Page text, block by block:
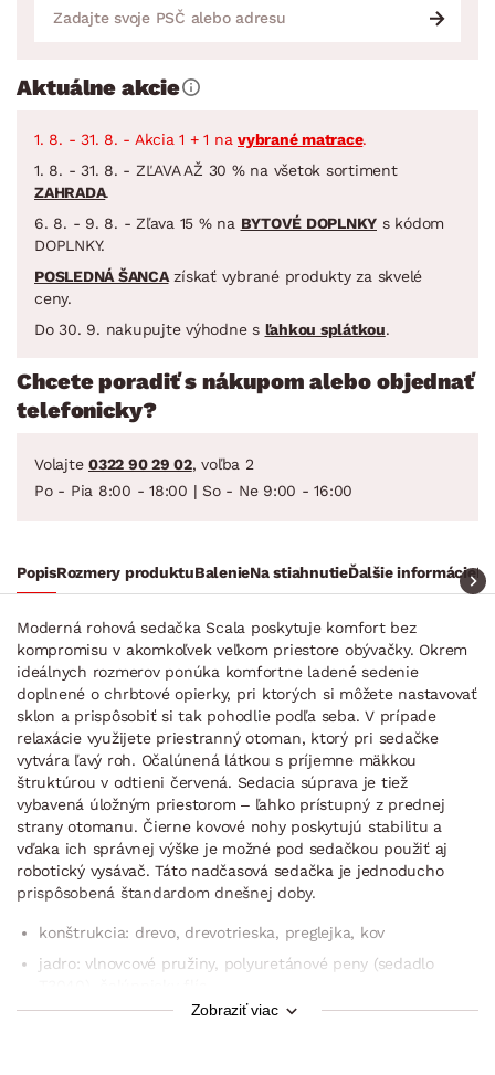
Aktuálne akcie
1. 8. - 31. 8. - Akcia 1 + 1 na vybrané matrace.
1. 8. - 31. 8. - ZĽAVA AŽ 30 % na všetok sortiment
ZAHRADA.
6. 8. - 9. 8. - Zľava 15 % na BYTOVÉ DOPLNKY s kódom
DOPLNKY.
POSLEDNÁ ŠANCAzískať vybrané produkty za skvelé
ceny.
Do 30. 9. nakupujte výhodne s ľahkou splátkou.
Chcete poradiť s nákupom alebo objednať
telefonicky?
Volajte 0322 90 29 02, voľba 2
Po - Pia 8:00 - 18:00 | So - Ne 9:00 - 16:00
PopisRozmery produktuBalenieNa stiahnutieĎalšie informácie
Moderná rohová sedačka Scala poskytuje komfort bez
kompromisu v akomkoľvek veľkom priestore obývačky. Okrem
ideálnych rozmerov ponúka komfortne ladené sedenie
doplnené o chrbtové opierky, pri ktorých si môžete nastavovať
sklon a prispôsobiť si tak pohodlie podľa seba. V prípade
relaxácie využijete priestranný otoman, ktorý pri sedačke
vytvára ľavý roh. Očalúnená látkou s príjemne mäkkou
štruktúrou v odtieni červená. Sedacia súprava je tiež
vybavená úložným priestorom – ľahko prístupný z prednej
strany otomanu. Čierne kovové nohy poskytujú stabilitu a
vďaka ich správnej výške je možné pod sedačkou použiť aj
robotický vysávač. Táto nadčasová sedačka je jednoducho
prispôsobená štandardom dnešnej doby.
konštrukcia: drevo, drevotrieska, preglejka, kov
jadro: vlnovcové pružiny, polyuretánové peny (sedadlo
poťah: látka Loft 09 – látka s príjemne mäkkou štruktúrou,
Zobraziť viac